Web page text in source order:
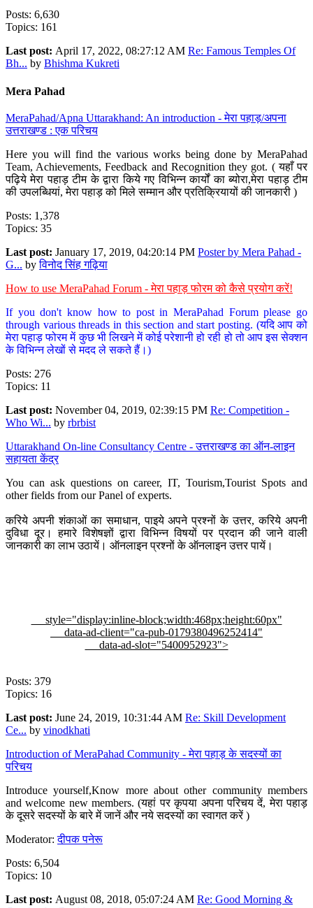
Posts: 6,630
Topics: 161
Last post: April 17, 2022, 08:27:12 AM Re: Famous Temples Of
Bh... by Bhishma Kukreti
Mera Pahad
MeraPahad/Apna Uttarakhand: An introduction - मेरा पहाड़/अपना
उत्तराखण्ड : एक परिचय
Here you will find the various works being done by MeraPahad
Team, Achievements, Feedback and Recognition they got. ( यहाँ पर
पढ़िये मेरा पहाड़ टीम के द्वारा किये गए विभिन्न कार्यों का ब्योरा,मेरा पहाड़ टीम
की उपलब्धियां, मेरा पहाड़ को मिले सम्मान और प्रतिक्रियायों की जानकारी )
Posts: 1,378
Topics: 35
Last post: January 17, 2019, 04:20:14 PM Poster by Mera Pahad -
G... byविनोद सिंह गढ़िया
How to use MeraPahad Forum - मेरा पहाड़ फोरम को कैसे प्रयोग करें!
If you don't know how to post in MeraPahad Forum please go
through various threads in this section and start posting. (यदि आप को
मेरा पहाड़ फोरम में कुछ भी लिखने में कोई परेशानी हो रही हो तो आप इस सेक्शन
के विभिन्न लेखों से मदद ले सकते हैं।)
Posts: 276
Topics: 11
Last post: November 04, 2019, 02:39:15 PM Re: Competition -
Who Wi... by rbrbist
Uttarakhand On-line Consultancy Centre - उत्तराखण्ड का ऑन-लाइन
सहायता केंद्र
You can ask questions on career, IT, Tourism,Tourist Spots and
other fields from our Panel of experts.
करिये अपनी शंकाओं का समाधान, पाइये अपने प्रश्नों के उत्तर, करिये अपनी
दुविधा दूर। हमारे विशेषज्ञों द्वारा विभिन्न विषयों पर प्रदान की जाने वाली
जानकारी का लाभ उठायें। ऑनलाइन प्रश्नों के ऑनलाइन उत्तर पायें।
style="display:inline-block;width:468px;height:60px"
data-ad-client="ca-pub-0179380496252414"
data-ad-slot="5400952923">
Posts: 379
Topics: 16
Last post: June 24, 2019, 10:31:44 AM Re: Skill Development
Ce... by vinodkhati
Introduction of MeraPahad Community - मेरा पहाड़ के सदस्यों का
परिचय
Introduce yourself,Know more about other community members
and welcome new members. (यहां पर कृपया अपना परिचय दें, मेरा पहाड़
के दूसरे सदस्यों के बारे में जानें और नये सदस्यों का स्वागत करें )
Moderator:दीपक पनेरू
Posts: 6,504
Topics: 10
Last post: August 08, 2018, 05:07:24 AM Re: Good Morning &